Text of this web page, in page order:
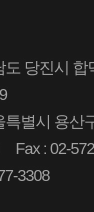
도 당진시
별시 용산
Fax : 02-
3308